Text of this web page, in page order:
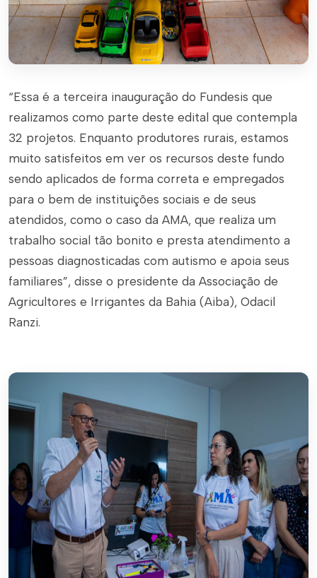
“Essa é a terceira inauguração do Fundesis que
realizamos como parte deste edital que contempla
32 projetos. Enquanto produtores rurais, estamos
muito satisfeitos em ver os recursos deste fundo
sendo aplicados de forma correta e empregados
para o bem de instituições sociais e de seus
atendidos, como o caso da AMA, que realiza um
trabalho social tão bonito e presta atendimento a
pessoas diagnosticadas com autismo e apoia seus
familiares”, disse o presidente da Associação de
Agricultores e Irrigantes da Bahia (Aiba), Odacil
Ranzi.